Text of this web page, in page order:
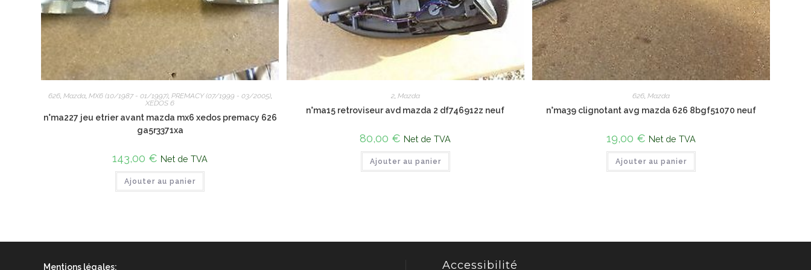
626, Mazda, MX6 (10/1987 - 01/1997), PREMACY (07/1999 - 03/2005),
XEDOS 6
n°ma227 jeu etrier avant mazda mx6 xedos premacy 626
ga5r3371xa
143,00 € Net de TVA
Ajouter au panier
2, Mazda
n°ma15 retroviseur avd mazda 2 df746912z neuf
80,00 € Net de TVA
Ajouter au panier
626, Mazda
n°ma39 clignotant avg mazda 626 8bgf51070 neuf
19,00 € Net de TVA
Ajouter au panier
Mentions légales: Accessibilité